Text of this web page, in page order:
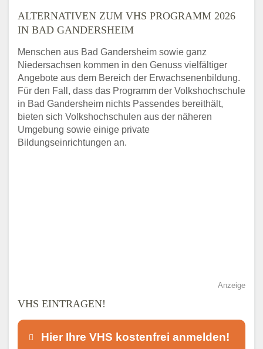
ALTERNATIVEN ZUM VHS PROGRAMM 2026
IN BAD GANDERSHEIM
Menschen aus Bad Gandersheim sowie ganz
Niedersachsen kommen in den Genuss vielfältiger
Angebote aus dem Bereich der Erwachsenenbildung.
Für den Fall, dass das Programm der Volkshochschule
in Bad Gandersheim nichts Passendes bereithält,
bieten sich Volkshochschulen aus der näheren
Umgebung sowie einige private
Bildungseinrichtungen an.
Anzeige
VHS EINTRAGEN!
Hier Ihre VHS kostenfrei anmelden!